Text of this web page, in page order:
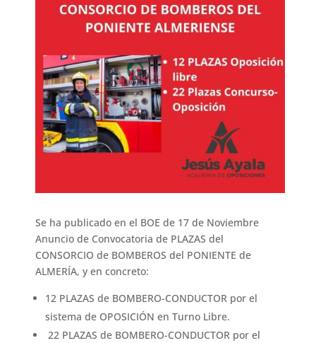
Se ha publicado en el BOE de 17 de Noviembre
Anuncio de Convocatoria de PLAZAS del
CONSORCIO de BOMBEROS del PONIENTE de
ALMERÍA, y en concreto:
12 PLAZAS de BOMBERO-CONDUCTOR por el
sistema de OPOSICIÓN en Turno Libre.
22 PLAZAS de BOMBERO-CONDUCTOR por el